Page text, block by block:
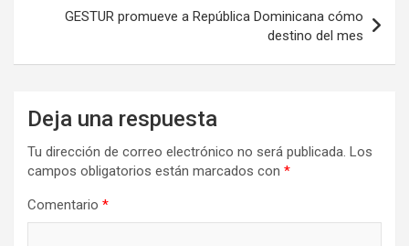
GESTUR promueve a República Dominicana cómo
destino del mes
Deja una respuesta
Tu dirección de correo electrónico no será publicada. Los
campos obligatorios están marcados con *
Comentario *